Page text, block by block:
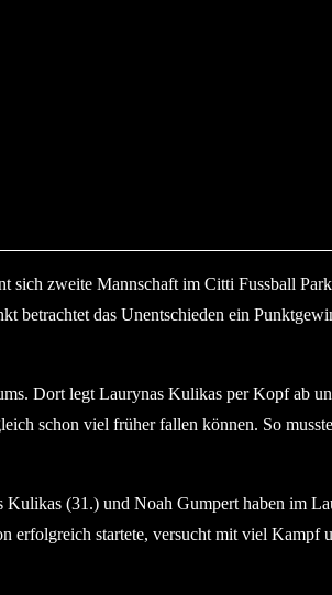
zweite Mannschaft im Citti Fussball
das Unentschieden ein
Dort legt Laurynas Kulikas per Kopf ab
schon viel früher fallen können. So
(31.) und Noah Gumpert haben im
startete, versucht mit viel Kampf